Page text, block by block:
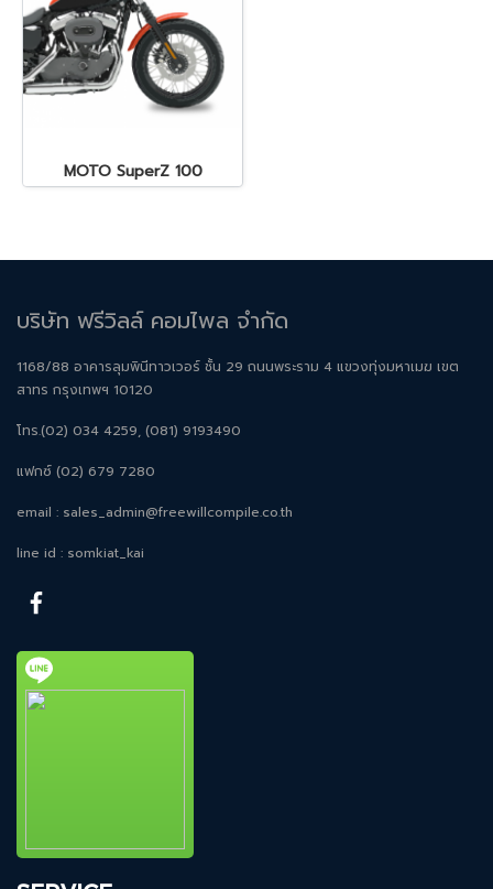
MOTO SuperZ 100
บริษัท ฟรีวิลล์ คอมไพล จำกัด
1168/88 อาคารลุมพินีทาวเวอร์ ชั้น 29 ถนนพระราม 4 แขวงทุ่งมหาเมฆ เขต
สาทร กรุงเทพฯ 10120
โทร.(02) 034 4259, (081) 9193490
แฟกซ์ (02) 679 7280
email : sales_admin@freewillcompile.co.th
line id : somkiat_kai